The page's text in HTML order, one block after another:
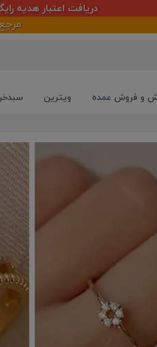
دریافت اعتبار هدیه
مرجع تخصصی
و فروش عمده ویترین